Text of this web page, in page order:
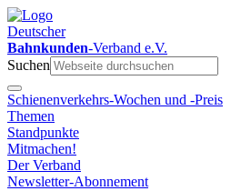
Deutscher
Bahnkunden-Verband e.V.
Suchen
Schienenverkehrs-Wochen und -Preis
Themen
Standpunkte
Mitmachen!
Der Verband
Newsletter-Abonnement